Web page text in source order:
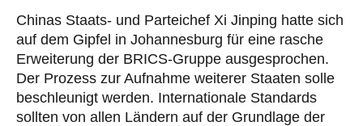
Chinas Staats- und Parteichef Xi Jinping hatte sich
auf dem Gipfel in Johannesburg für eine rasche
Erweiterung der BRICS-Gruppe ausgesprochen.
Der Prozess zur Aufnahme weiterer Staaten solle
beschleunigt werden. Internationale Standards
sollten von allen Ländern auf der Grundlage der